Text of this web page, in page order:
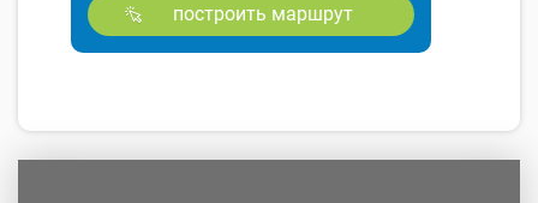
построить маршрут